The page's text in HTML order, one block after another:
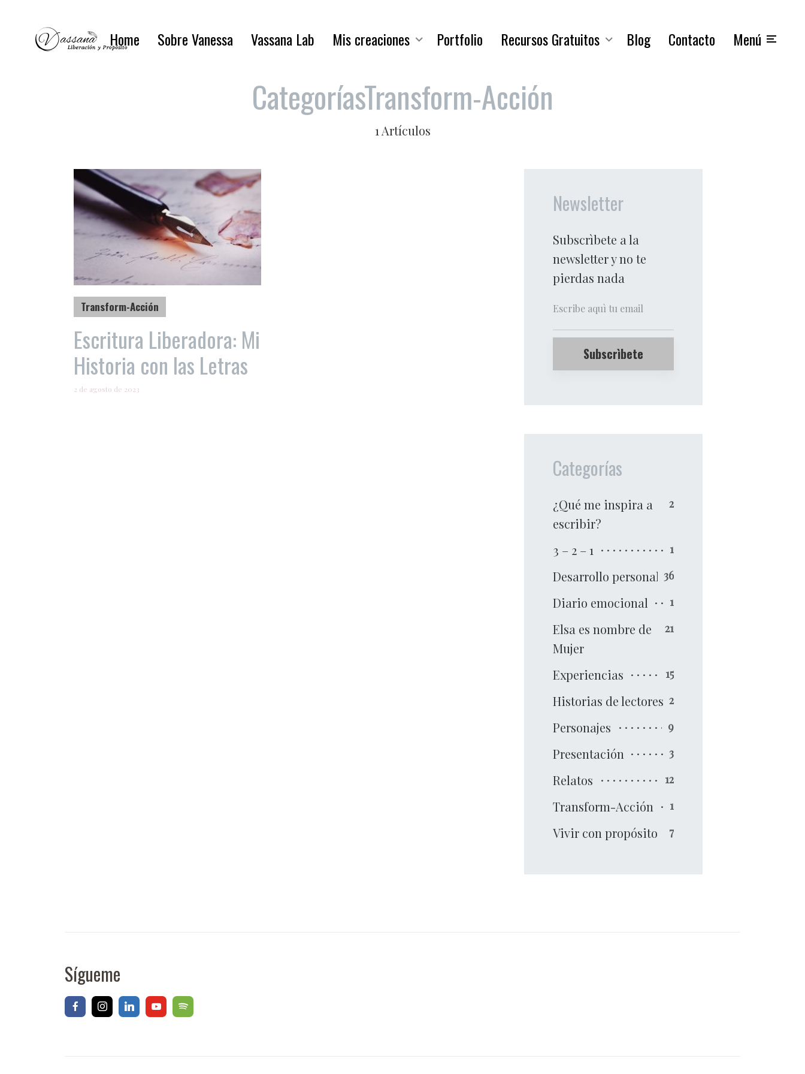
Home Sobre Vanessa Vassana Lab Mis creaciones Portfolio Recursos Gratuitos Blog Contacto Menú
CategoríasTransform-Acción
1 Artículos
Transform-Acción
Escritura Liberadora: Mi
Historia con las Letras
2 de agosto de 2023
Newsletter
Subscrìbete a la
newsletter y no te
pierdas nada
Categorías
¿Qué me inspira a
escribir?
2
3 – 2 – 1 1
Desarrollo personal 36
Diario emocional 1
Elsa es nombre de
Mujer
21
Experiencias 15
Historias de lectores 2
Personajes 9
Presentación 3
Relatos 12
Transform-Acción 1
Vivir con propósito 7
Sígueme